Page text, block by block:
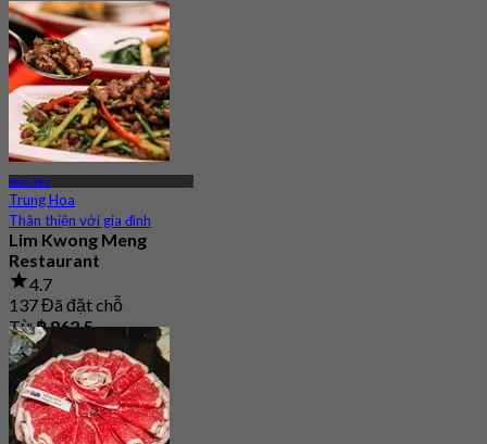
Sam Yan
Trung Hoa
Thân thiện với gia đình
Lim Kwong Meng
Restaurant
4.7
137 Đã đặt chỗ
Từ฿ 862.5